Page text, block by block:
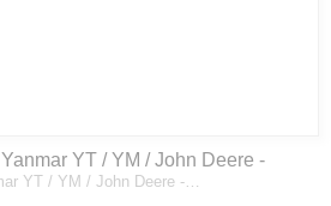
YT / YM / John Deere -
YT / YM / John Deere -…